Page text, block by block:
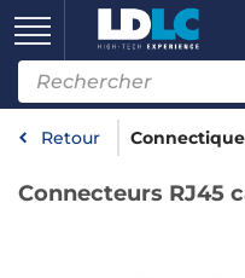
Retour
Connecteurs RJ45